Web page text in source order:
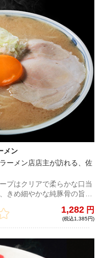
メン
ーメン店店主が訪れる、佐
プはクリアで柔らかな口当
きめ細やかな純豚骨の旨み
ていただきたい！
1,282 円
(税込1,385円)